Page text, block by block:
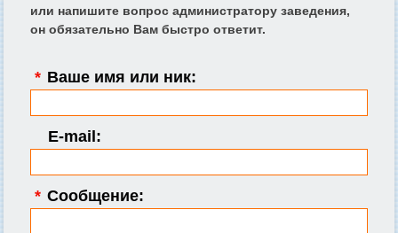
или напишите вопрос администратору заведения,
он обязательно Вам быстро ответит.
* Ваше имя или ник:
E-mail:
* Сообщение: